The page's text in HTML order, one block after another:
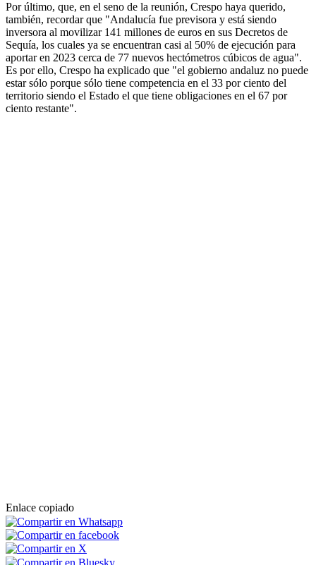
Por último, que, en el seno de la reunión, Crespo haya querido,
también, recordar que "Andalucía fue previsora y está siendo
inversora al movilizar 141 millones de euros en sus Decretos de
Sequía, los cuales ya se encuentran casi al 50% de ejecución para
aportar en 2023 cerca de 77 nuevos hectómetros cúbicos de agua".
Es por ello, Crespo ha explicado que "el gobierno andaluz no puede
estar sólo porque sólo tiene competencia en el 33 por ciento del
territorio siendo el Estado el que tiene obligaciones en el 67 por
ciento restante".
Enlace copiado